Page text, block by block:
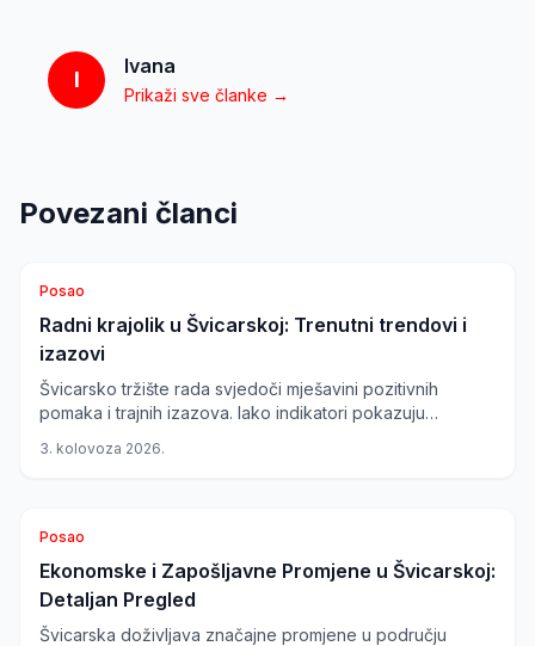
I
Ivana
Prikaži sve članke →
Povezani članci
Posao
Radni krajolik u Švicarskoj: Trenutni trendovi i
izazovi
Švicarsko tržište rada svjedoči mješavini pozitivnih
pomaka i trajnih izazova. Iako indikatori pokazuju
dok inovativne metode zapošljavanja i visoko plaćeni
3. kolovoza 2026.
Posao
Ekonomske i Zapošljavne Promjene u Švicarskoj:
Detaljan Pregled
Švicarska doživljava značajne promjene u području